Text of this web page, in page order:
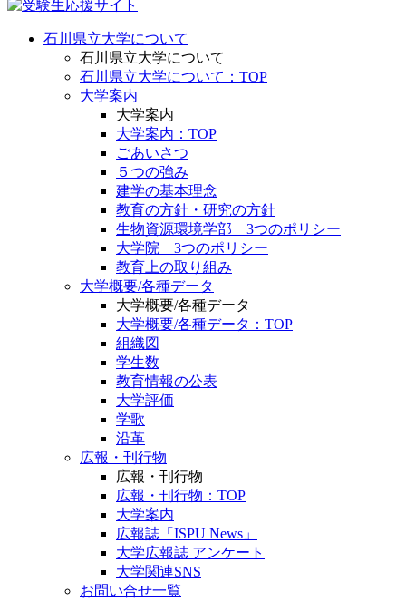
石川県立大学について
石川県立大学について
石川県立大学について：TOP
大学案内
大学案内
大学案内：TOP
ごあいさつ
５つの強み
建学の基本理念
教育の方針・研究の方針
生物資源環境学部 3つのポリシー
大学院 3つのポリシー
教育上の取り組み
大学概要/各種データ
大学概要/各種データ
大学概要/各種データ：TOP
組織図
学生数
教育情報の公表
大学評価
学歌
沿革
広報・刊行物
広報・刊行物
広報・刊行物：TOP
大学案内
広報誌「ISPU News」
大学広報誌 アンケート
大学関連SNS
お問い合せ一覧